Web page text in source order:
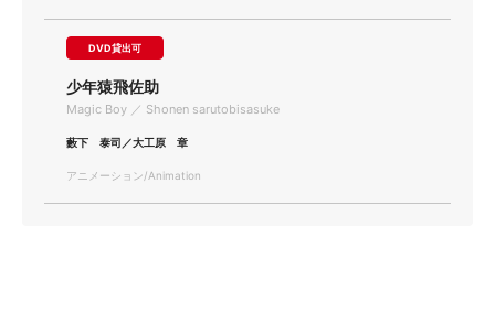
DVD貸出可
少年猿飛佐助
Magic Boy ／ Shonen sarutobisasuke
藪下 泰司／大工原 章
アニメーション/Animation